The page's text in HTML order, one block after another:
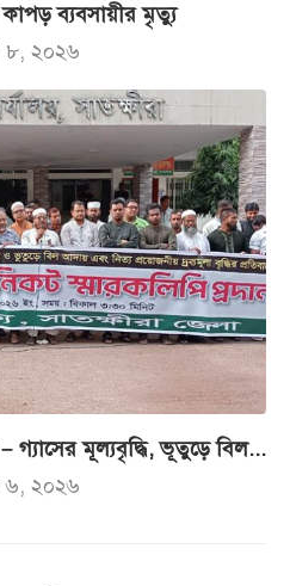
ব্যবসায়ীর মৃত্যু
২০২৬
গ্যাসের মূল্যবৃদ্ধি, ভূতুড়ে বিল...
২০২৬